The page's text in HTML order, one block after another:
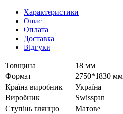
Характеристики
Опис
Оплата
Доставка
Відгуки
Товщина
18 мм
Формат
2750*1830 мм
Країна виробник
Україна
Виробник
Swisspan
Ступінь глянцю
Матове